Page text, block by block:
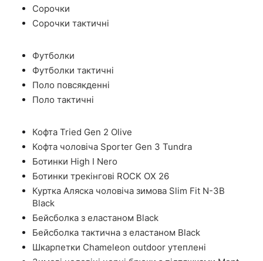
Сорочки
Сорочки тактичні
Футболки
Футболки тактичні
Поло повсякденні
Поло тактичні
Кофта Tried Gen 2 Olive
Кофта чоловіча Sporter Gen 3 Tundra
Ботинки High I Nero
Ботинки трекінгові ROCK OX 26
Куртка Аляска чоловіча зимова Slim Fit N-3B
Black
Бейсболка з еластаном Black
Бейсболка тактична з еластаном Black
Шкарпетки Chameleon outdoor утеплені